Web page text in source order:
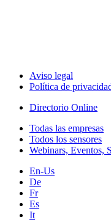
Aviso legal
Política de
Directorio Online
Todas las empresas
Todos los sensores
Webinars, Eventos,
En-Us
De
Fr
Es
It